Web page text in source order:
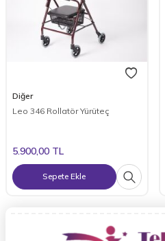
Diğer
Leo 346 Rollatör Yürüteç
5.900,00 TL
Sepete Ekle